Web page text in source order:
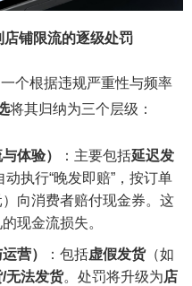
铺限流的逐级处罚
个根据违规严重性与频率
将其归纳为三个层级：
体验） ：主要包括延迟发
执行“晚发即赔”，按订单
向消费者赔付现金券。这
现金流损失。
营） ：包括虚假发货（如
无法发货。处罚将升级为店